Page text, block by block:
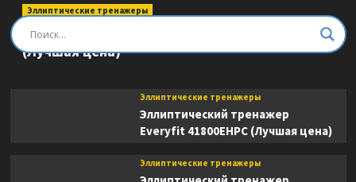
Эллиптические тренажеры
Эллиптический тренажер DFC E8745T
(Лучшая цена)
Эллиптические тренажеры
Эллиптический тренажер
Everyfit 41800EHPC (Лучшая цена)
Эллиптические тренажеры